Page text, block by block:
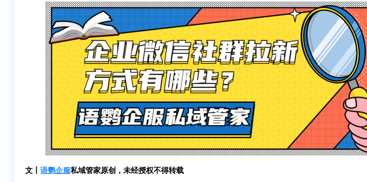
文丨 语鹦企服私域管家原创，未经授权不得转载